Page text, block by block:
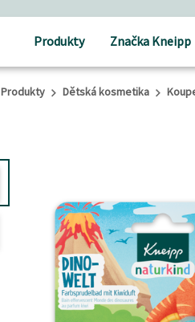
Produkty Značka Kneipp
Produkty Dětská kosmetika